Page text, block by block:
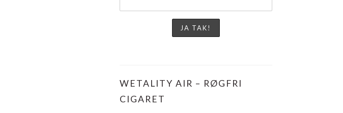
WETALITY AIR – RØGFRI
CIGARET